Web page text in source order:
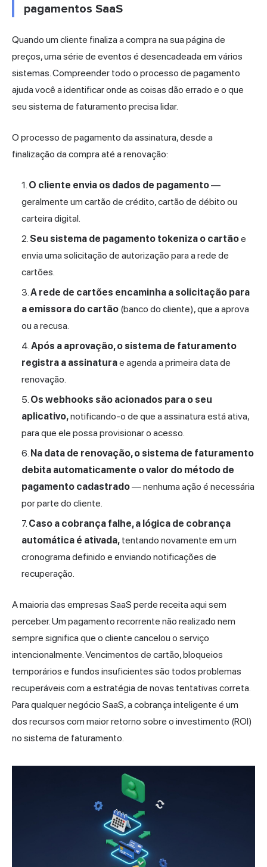
pagamentos SaaS
Quando um cliente finaliza a compra na sua página de
preços, uma série de eventos é desencadeada em vários
sistemas. Compreender todo o processo de pagamento
ajuda você a identificar onde as coisas dão errado e o que
seu sistema de faturamento precisa lidar.
O processo de pagamento da assinatura, desde a
finalização da compra até a renovação:
O cliente envia os dados de pagamento—
geralmente um cartão de crédito, cartão de débito ou
carteira digital.
Seu sistema de pagamento tokeniza o cartãoe
envia uma solicitação de autorização para a rede de
cartões.
A rede de cartões encaminha a solicitação para
a emissora do cartão (banco do cliente), que a aprova
ou a recusa.
Após a aprovação, o sistema de faturamento
registra a assinaturae agenda a primeira data de
renovação.
Os webhooks são acionados para o seu
aplicativo,notificando-o de que a assinatura está ativa,
para que ele possa provisionar o acesso.
Na data de renovação, o sistema de faturamento
debita automaticamente o valor do método de
pagamento cadastrado— nenhuma ação é necessária
por parte do cliente.
Caso a cobrança falhe, a lógica de cobrança
automática é ativada, tentando novamente em um
cronograma definido e enviando notificações de
recuperação.
A maioria das empresas SaaS perde receita aqui sem
perceber. Um pagamento recorrente não realizado nem
sempre significa que o cliente cancelou o serviço
intencionalmente. Vencimentos de cartão, bloqueios
temporários e fundos insuficientes são todos problemas
recuperáveis com a estratégia de novas tentativas correta.
Para qualquer negócio SaaS, a cobrança inteligente é um
dos recursos com maior retorno sobre o investimento (ROI)
no sistema de faturamento.